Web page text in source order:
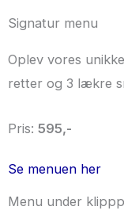
Signatur menu
Oplev vores
retter og 3 lækre
Pris: 595,-
Se menuen her
Menu under